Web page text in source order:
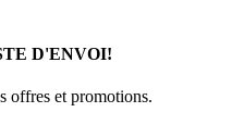
D'ENVOI!
offres et promotions.